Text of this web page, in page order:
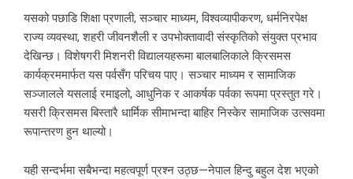
यसको पछाडि शिक्षा प्रणाली, सञ्चार माध्यम, विश्वव्यापीकरण, धर्मनिरपेक्ष
राज्य व्यवस्था, शहरी जीवनशैली र उपभोक्तावादी संस्कृतिको संयुक्त प्रभाव
देखिन्छ। विशेषगरी मिशनरी विद्यालयहरूमा बालबालिकाले क्रिसमस
कार्यक्रममार्फत यस पर्वसँग परिचय पाए। सञ्चार माध्यम र सामाजिक
सञ्जालले यसलाई रमाइलो, आधुनिक र आकर्षक पर्वका रूपमा प्रस्तुत गरे।
यसरी क्रिसमस बिस्तारै धार्मिक सीमाभन्दा बाहिर निस्केर सामाजिक उत्सवमा
रूपान्तरण हुन थाल्यो।
यही सन्दर्भमा सबैभन्दा महत्वपूर्ण प्रश्न उठ्छ—नेपाल हिन्दु बहुल देश भएको